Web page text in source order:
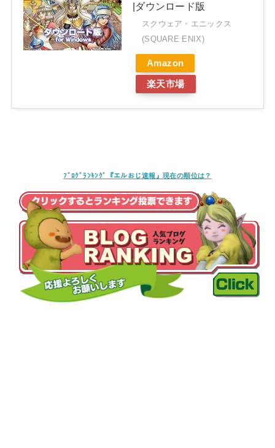
|ダウンロード版
スクウェア・エニックス
(SQUARE ENIX)
Amazon
楽天市場
ﾌﾞﾛｸﾞﾗﾝｷﾝｸﾞ『エルおじ速報』現在の順位は？